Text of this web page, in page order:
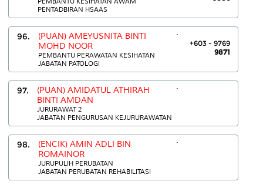
PENTADBIRAN HSAAS
96.
(PUAN) AMEYUSNITA BINTI
MOHD NOOR
PEMBANTU PERAWATAN KESIHATAN
JABATAN PATOLOGI
.
+603 - 9769
9871
97.
(PUAN) AMIDATUL ATHIRAH
BINTI AMDAN
JURURAWAT 2
JABATAN PENGURUSAN KEJURURAWATAN
.
98.
(ENCIK) AMIN ADLI BIN
ROMAINOR
JURUPULIH PERUBATAN
JABATAN PERUBATAN REHABILITASI
.